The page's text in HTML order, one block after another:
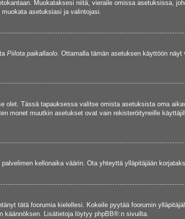
Muokataksesi niitä, vieraile omissa asetuksissa,
asetuksiasi ja valintojasi.
Piilota paikallaolo. Ottamalla tämän asetuksen käyttöön näyt
Tässä tapauksessa valitse omista asetuksista oma
monet muutkin asetukset ovat vain rekisteröityneille
kellonaika väärin. Ota yhteyttä ylläpitäjään
tätä foorumia kielellesi. Kokeile pyytää foorumin
käännöksen. Lisätietoja löytyy phpBB®:n sivuilta.